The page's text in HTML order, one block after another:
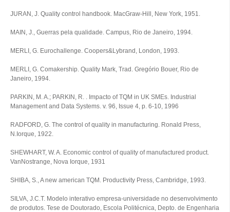
JURAN, J. Quality control handbook. MacGraw-Hill, New York, 1951.
MAIN, J., Guerras pela qualidade. Campus, Rio de Janeiro, 1994.
MERLI, G. Eurochallenge. Coopers&Lybrand, London, 1993.
MERLI, G. Comakership. Quality Mark, Trad. Gregório Bouer, Rio de
Janeiro, 1994.
PARKIN, M. A.; PARKIN, R. . Impacto of TQM in UK SMEs. Industrial
Management and Data Systems. v. 96, Issue 4, p. 6-10, 1996
RADFORD, G. The control of quality in manufacturing. Ronald Press,
N.Iorque, 1922.
SHEWHART, W. A. Economic control of quality of manufactured product.
VanNostrange, Nova Iorque, 1931
SHIBA, S., A new american TQM. Productivity Press, Cambridge, 1993.
SILVA, J.C.T. Modelo interativo empresa-universidade no desenvolvimento
de produtos. Tese de Doutorado, Escola Politécnica, Depto. de Engenharia